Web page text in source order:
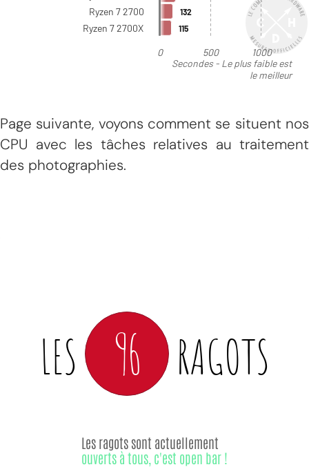
Page suivante, voyons comment se situent nos
CPU avec les tâches relatives au traitement
des photographies.
LES 96 RAGOTS
Les ragots sont actuellement
ouverts à tous, c'est open bar !